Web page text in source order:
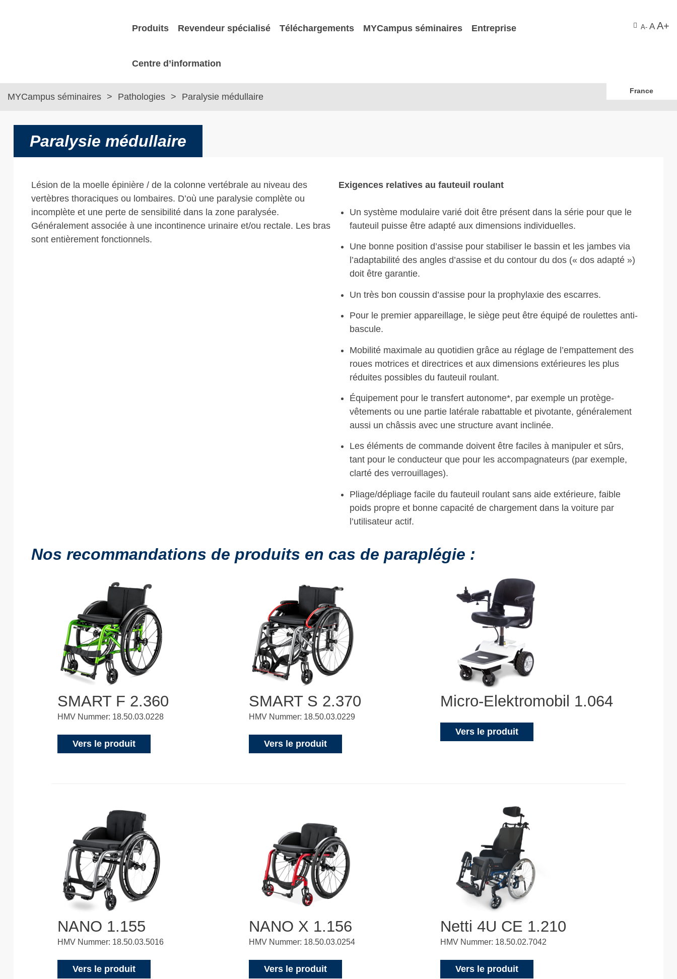
Produits Revendeur spécialisé Téléchargements MYCampus séminaires Entreprise
Centre d’information
A- A A+
France
MYCampus séminaires Pathologies Paralysie médullaire
Paralysie médullaire
Lésion de la moelle épinière / de la colonne vertébrale au niveau des
vertèbres thoraciques ou lombaires. D’où une paralysie complète ou
incomplète et une perte de sensibilité dans la zone paralysée.
Généralement associée à une incontinence urinaire et/ou rectale. Les bras
sont entièrement fonctionnels.
Exigences relatives au fauteuil roulant
Un système modulaire varié doit être présent dans la série pour que le
fauteuil puisse être adapté aux dimensions individuelles.
Une bonne position d’assise pour stabiliser le bassin et les jambes via
l’adaptabilité des angles d’assise et du contour du dos (« dos adapté »)
doit être garantie.
Un très bon coussin d’assise pour la prophylaxie des escarres.
Pour le premier appareillage, le siège peut être équipé de roulettes anti-
bascule.
Mobilité maximale au quotidien grâce au réglage de l’empattement des
roues motrices et directrices et aux dimensions extérieures les plus
réduites possibles du fauteuil roulant.
Équipement pour le transfert autonome*, par exemple un protège-
vêtements ou une partie latérale rabattable et pivotante, généralement
aussi un châssis avec une structure avant inclinée.
Les éléments de commande doivent être faciles à manipuler et sûrs,
tant pour le conducteur que pour les accompagnateurs (par exemple,
clarté des verrouillages).
Pliage/dépliage facile du fauteuil roulant sans aide extérieure, faible
poids propre et bonne capacité de chargement dans la voiture par
l’utilisateur actif.
Nos recommandations de produits en cas de paraplégie :
SMART F 2.360
HMV Nummer: 18.50.03.0228
Vers le produit
SMART S 2.370
HMV Nummer: 18.50.03.0229
Vers le produit
Micro-Elektromobil 1.064
Vers le produit
NANO 1.155
HMV Nummer: 18.50.03.5016
Vers le produit
NANO X 1.156
HMV Nummer: 18.50.03.0254
Vers le produit
Netti 4U CE 1.210
HMV Nummer: 18.50.02.7042
Vers le produit